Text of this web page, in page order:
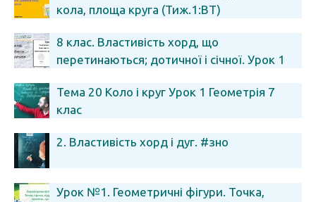
кола, площа круга (Тиж.1:ВТ)
8 клас. Властивість хорд, що
перетинаються; дотичної і січної. Урок 1
Тема 20 Коло і круг Урок 1 Геометрія 7
клас
2. Властивість хорд і дуг. #зно
Урок №1. Геометричні фігури. Точка,